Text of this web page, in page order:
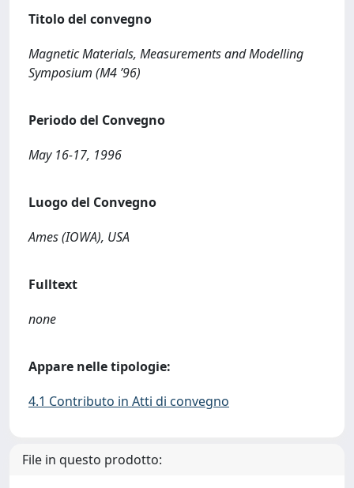
Titolo del convegno
Magnetic Materials, Measurements and Modelling
Symposium (M4 ’96)
Periodo del Convegno
May 16-17, 1996
Luogo del Convegno
Ames (IOWA), USA
Fulltext
none
Appare nelle tipologie:
4.1 Contributo in Atti di convegno
File in questo prodotto: